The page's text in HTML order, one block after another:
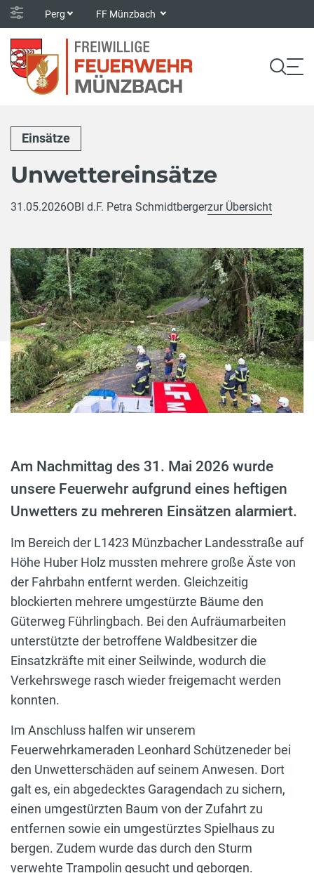
Perg FF Münzbach
Einsätze
Unwettereinsätze
31.05.2026OBI d.F. Petra Schmidtbergerzur Übersicht
Am Nachmittag des 31. Mai 2026 wurde
unsere Feuerwehr aufgrund eines heftigen
Unwetters zu mehreren Einsätzen alarmiert.
Im Bereich der L1423 Münzbacher Landesstraße auf
Höhe Huber Holz mussten mehrere große Äste von
der Fahrbahn entfernt werden. Gleichzeitig
blockierten mehrere umgestürzte Bäume den
Güterweg Führlingbach. Bei den Aufräumarbeiten
unterstützte der betroffene Waldbesitzer die
Einsatzkräfte mit einer Seilwinde, wodurch die
Verkehrswege rasch wieder freigemacht werden
konnten.
Im Anschluss halfen wir unserem
Feuerwehrkameraden Leonhard Schützeneder bei
den Unwetterschäden auf seinem Anwesen. Dort
galt es, ein abgedecktes Garagendach zu sichern,
einen umgestürzten Baum von der Zufahrt zu
entfernen sowie ein umgestürztes Spielhaus zu
bergen. Zudem wurde das durch den Sturm
verwehte Trampolin gesucht und geborgen.